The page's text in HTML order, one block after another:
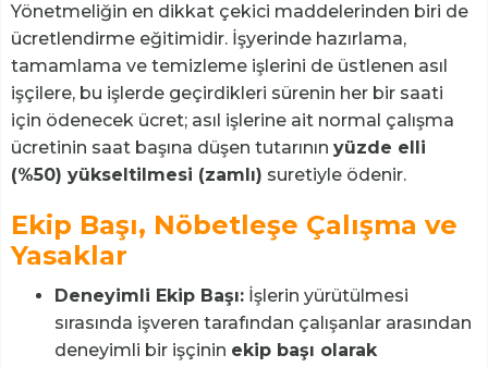
Yönetmeliğin en dikkat çekici maddelerinden biri de
ücretlendirme eğitimidir. İşyerinde hazırlama,
tamamlama ve temizleme işlerini de üstlenen asıl
işçilere, bu işlerde geçirdikleri sürenin her bir saati
için ödenecek ücret; asıl işlerine ait normal çalışma
ücretinin saat başına düşen tutarının yüzde elli
(%50) yükseltilmesi (zamlı) suretiyle ödenir.
Ekip Başı, Nöbetleşe Çalışma ve
Yasaklar
Deneyimli Ekip Başı: İşlerin yürütülmesi
sırasında işveren tarafından çalışanlar arasından
deneyimli bir işçinin ekip başı olarak